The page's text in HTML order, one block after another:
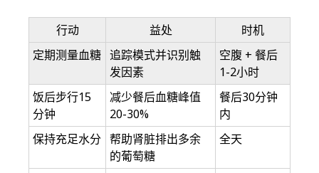
行动 益处
时机
定期测量血糖 追踪模式并识别触
发因素
空腹 + 餐后
1-2小时
饭后步行15
分钟
减少餐后血糖峰值
20-30%
餐后30分钟
内
保持充足水分 帮助肾脏排出多余
的葡萄糖
全天